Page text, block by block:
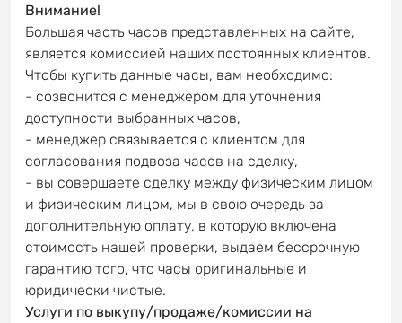
Внимание!
Большая часть часов представленных на сайте,
является комиссией наших постоянных клиентов.
Чтобы купить данные часы, вам необходимо:
- созвонится с менеджером для уточнения
доступности выбранных часов,
- менеджер связывается с клиентом для
согласования подвоза часов на сделку,
- вы совершаете сделку между физическим лицом
и физическим лицом, мы в свою очередь за
дополнительную оплату, в которую включена
стоимость нашей проверки, выдаем бессрочную
гарантию того, что часы оригинальные и
юридически чистые.
Услуги по выкупу/продаже/комиссии на